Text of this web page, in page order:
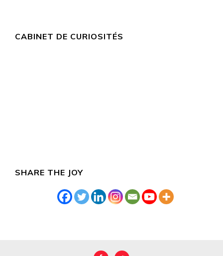
CABINET DE CURIOSITÉS
SHARE THE JOY